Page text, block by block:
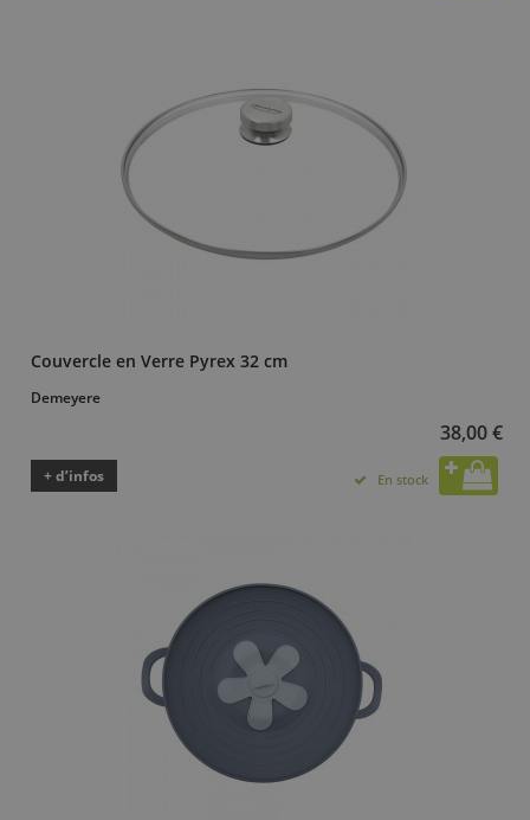
Couvercle en Verre Pyrex 32 cm
Demeyere
38,00 €
+ d’infos En stock